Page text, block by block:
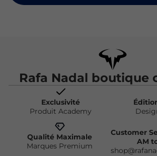
Rafa Nadal boutique
Exclusivité
Produit Academy
Qualité Maximale
Marques Premium
Customer
AM